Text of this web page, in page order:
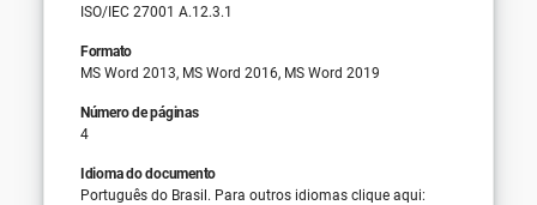
ISO/IEC 27001 A.12.3.1
Formato
MS Word 2013, MS Word 2016, MS Word 2019
Número de páginas
4
Idioma do documento
Português do Brasil. Para outros idiomas clique aqui: